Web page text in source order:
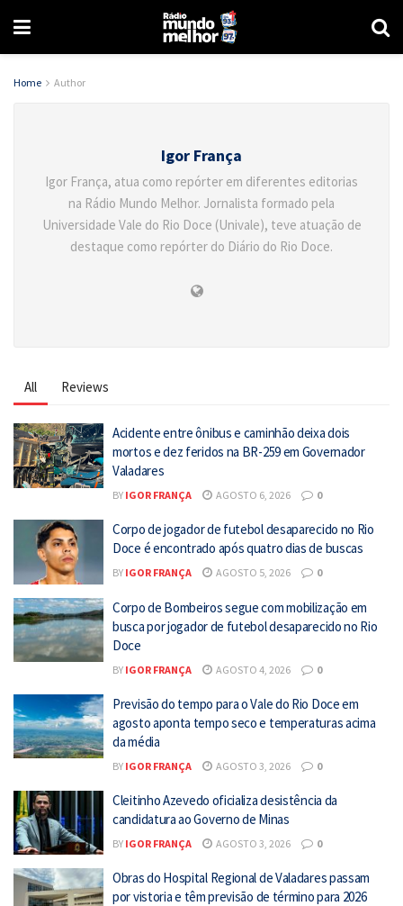
Home Author
Igor França
Igor França, atua como repórter em diferentes editorias
na Rádio Mundo Melhor. Jornalista formado pela
Universidade Vale do Rio Doce (Univale), teve atuação de
destaque como repórter do Diário do Rio Doce.
All Reviews
Acidente entre ônibus e caminhão deixa dois
mortos e dez feridos na BR-259 em Governador
Valadares
BY IGOR FRANÇA AGOSTO 6, 2026 0
Corpo de jogador de futebol desaparecido no Rio
Doce é encontrado após quatro dias de buscas
BY IGOR FRANÇA AGOSTO 5, 2026 0
Corpo de Bombeiros segue com mobilização em
busca por jogador de futebol desaparecido no Rio
Doce
BY IGOR FRANÇA AGOSTO 4, 2026 0
Previsão do tempo para o Vale do Rio Doce em
agosto aponta tempo seco e temperaturas acima
da média
BY IGOR FRANÇA AGOSTO 3, 2026 0
Cleitinho Azevedo oficializa desistência da
candidatura ao Governo de Minas
BY IGOR FRANÇA AGOSTO 3, 2026 0
Obras do Hospital Regional de Valadares passam
por vistoria e têm previsão de término para 2026